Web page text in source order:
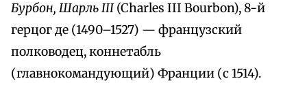
Бурбон, Шарль III(Charles III Bourbon), 8-й
герцог де (1490–1527) — французский
полководец, коннетабль
(главнокомандующий) Франции (с 1514).